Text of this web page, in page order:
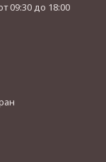
09:30 до 18:00